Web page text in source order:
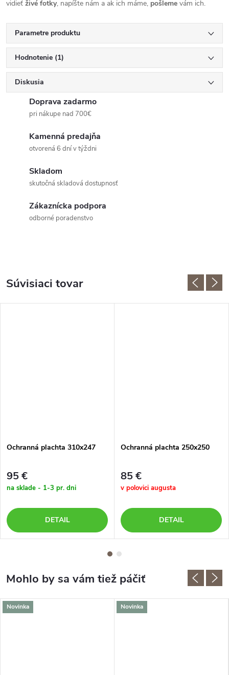
vidieť živé fotky, napíšte nám a ak ich máme, pošleme vám ich.
Parametre produktu
Hodnotenie (1)
Diskusia
Doprava zadarmo
pri nákupe nad 700€
Kamenná predajňa
otvorená 6 dní v týždni
Skladom
skutočná skladová dostupnosť
Zákaznícka podpora
odborné poradenstvo
Súvisiaci tovar
Ochranná plachta 310x247
95 €
na sklade - 1-3 pr. dni
DETAIL
Ochranná plachta 250x250
85 €
v polovici augusta
DETAIL
Novinka Novinka